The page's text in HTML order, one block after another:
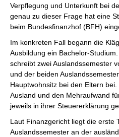
Verpflegung und Unterkunft bei
genau zu dieser Frage hat eine
beim Bundesfinanzhof (BFH)
Im konkreten Fall begann die
Ausbildung ein Bachelor-
schreibt zwei Auslandssemester
und der beiden
Hauptwohnsitz bei den Eltern
Ausland und den Mehraufwand
jeweils in ihrer Steuererklärung
Laut Finanzgericht liegt die erste
Auslandssemester an der